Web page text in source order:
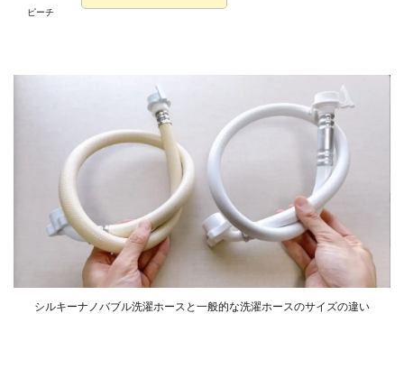
ピーチ
シルキーナノバブル洗濯ホースと一般的な洗濯ホースのサイズの違い